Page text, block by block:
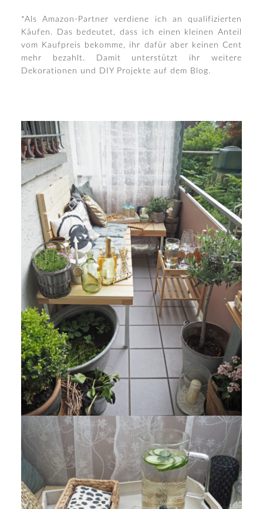
*Als Amazon-Partner verdiene ich an qualifizierten
Käufen. Das bedeutet, dass ich einen kleinen Anteil
vom Kaufpreis bekomme, ihr dafür aber keinen Cent
mehr bezahlt. Damit unterstützt ihr weitere
Dekorationen und DIY Projekte auf dem Blog.